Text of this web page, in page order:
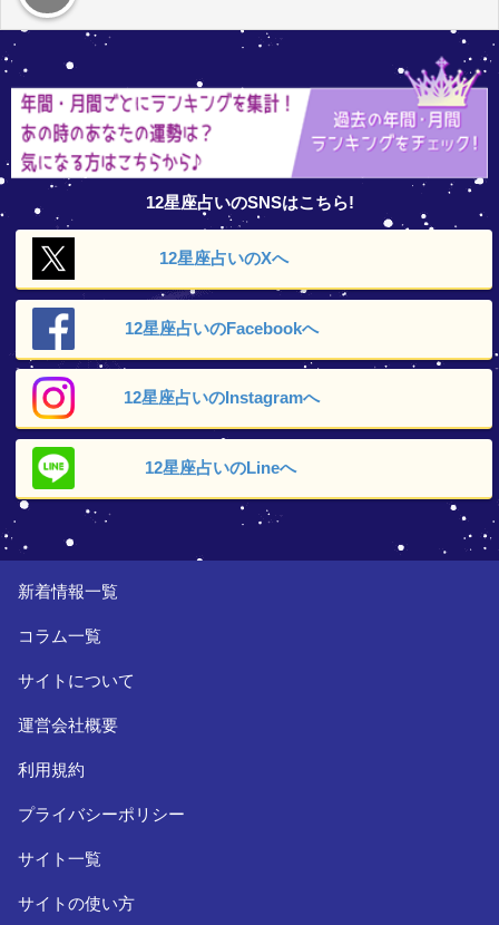
12星座占いのSNSはこちら!
12星座占いのXへ
12星座占いのFacebookへ
12星座占いのInstagramへ
12星座占いのLineへ
新着情報一覧
コラム一覧
サイトについて
運営会社概要
利用規約
プライバシーポリシー
サイト一覧
サイトの使い方